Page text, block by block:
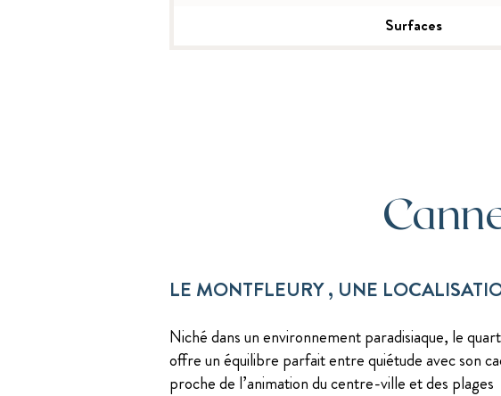
Surfaces
LE MONTFLEURY , UNE
Niché dans un environnement paradisiaque, le
offre un équilibre parfait entre quiétude avec son
proche de l’animation du centre-ville et des plages